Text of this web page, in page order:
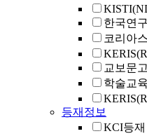
한국연
코리아
교보문
학술교
등재정보
KCI등재